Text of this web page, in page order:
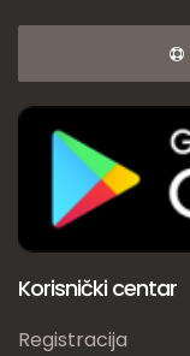
Korisnički centar
Registracija